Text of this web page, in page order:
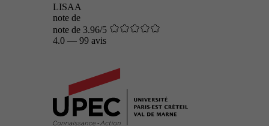
LISAA
note de
note de 3.96/5
4.0 — 99 avis